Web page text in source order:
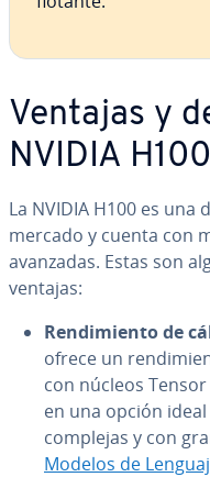
Ventajas y
NVIDIA H100
La NVIDIA H100 es una
mercado y cuenta con
avanzadas. Estas son
ventajas:
Re­n­di­mie­n­to de
ofrece un
con núcleos
en una opción
complejas y con
Modelos de